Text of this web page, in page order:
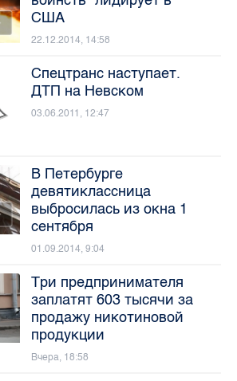
США
22.12.2014, 14:58
Спецтранс наступает.
ДТП на Невском
03.06.2011, 12:47
В Петербурге
девятиклассница
выбросилась из окна 1
сентября
01.09.2014, 9:04
Три предпринимателя
заплатят 603 тысячи за
продажу никотиновой
продукции
Вчера, 18:58